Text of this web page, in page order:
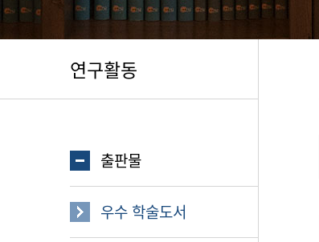
연구활동
출판물
우수 학술도서